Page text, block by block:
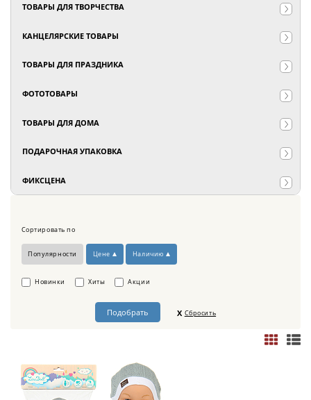
ТОВАРЫ ДЛЯ ТВОРЧЕСТВА
КАНЦЕЛЯРСКИЕ ТОВАРЫ
ТОВАРЫ ДЛЯ ПРАЗДНИКА
ФОТОТОВАРЫ
ТОВАРЫ ДЛЯ ДОМА
ПОДАРОЧНАЯ УПАКОВКА
ФИКСЦЕНА
Сортировать по
Популярности Цене Наличию
Сбросить
Новинки Хиты Акции